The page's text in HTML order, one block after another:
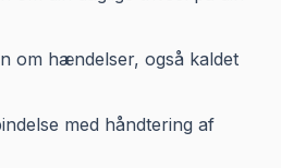
om hændelser, også kaldet
med håndtering af